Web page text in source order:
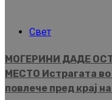
Свет
МОГЕРИНИ ДАДЕ
МЕСТО Истрагата
повлече пред крај